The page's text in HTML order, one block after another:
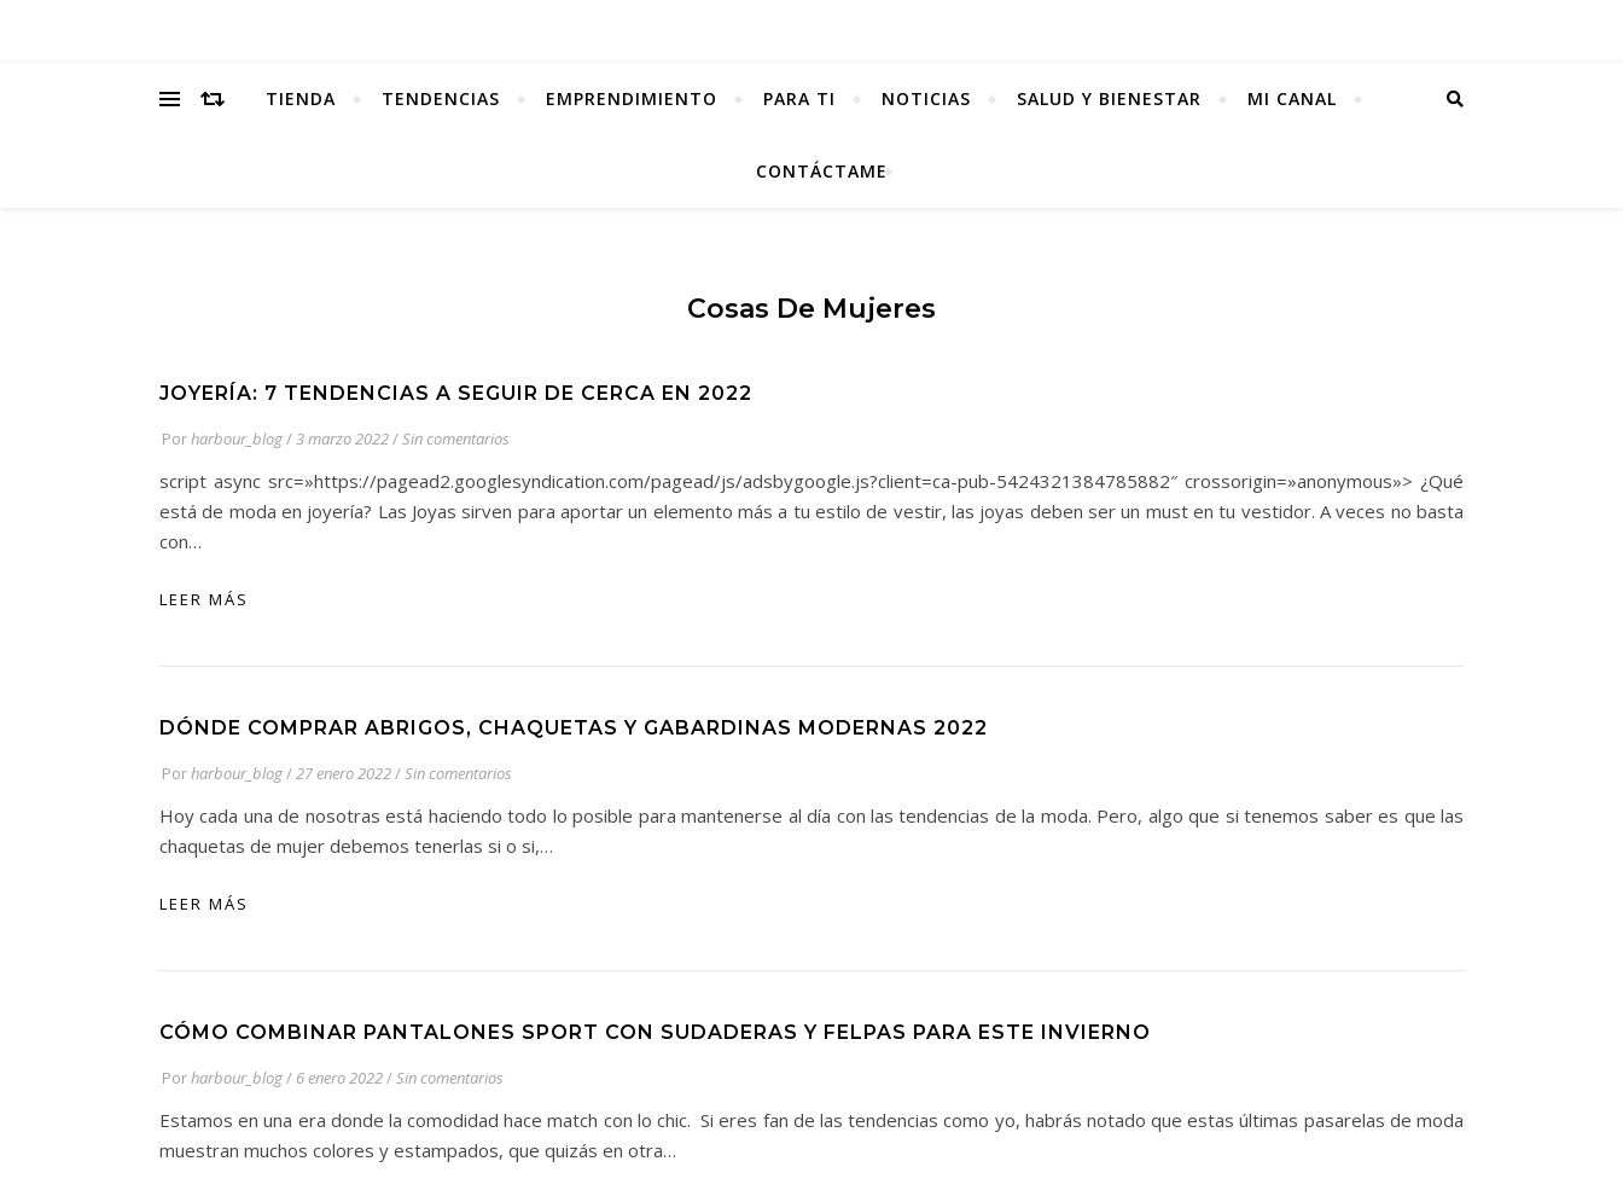
TIENDA TENDENCIAS EMPRENDIMIENTO PARA TI NOTICIAS SALUD Y BIENESTAR MI CANAL
CONTÁCTAME
Cosas De Mujeres
JOYERÍA: 7 TENDENCIAS A SEGUIR DE CERCA EN 2022
Porharbour_blog/3 marzo 2022/Sin comentarios
script async src=»https://pagead2.googlesyndication.com/pagead/js/adsbygoogle.js?client=ca-pub-5424321384785882″ crossorigin=»anonymous»> ¿Qué
está de moda en joyería? Las Joyas sirven para aportar un elemento más a tu estilo de vestir, las joyas deben ser un must en tu vestidor. A veces no basta
con…
LEER MÁS
DÓNDE COMPRAR ABRIGOS, CHAQUETAS Y GABARDINAS MODERNAS 2022
Porharbour_blog/27 enero 2022/Sin comentarios
Hoy cada una de nosotras está haciendo todo lo posible para mantenerse al día con las tendencias de la moda. Pero, algo que si tenemos saber es que las
chaquetas de mujer debemos tenerlas si o si,…
LEER MÁS
CÓMO COMBINAR PANTALONES SPORT CON SUDADERAS Y FELPAS PARA ESTE INVIERNO
Porharbour_blog/ 6 enero 2022/Sin comentarios
Estamos en una era donde la comodidad hace match con lo chic. Si eres fan de las tendencias como yo, habrás notado que estas últimas pasarelas de moda
muestran muchos colores y estampados, que quizás en otra…